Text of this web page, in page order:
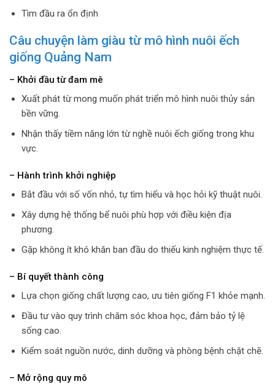
Tìm đầu ra ổn định
Câu chuyện làm giàu từ mô hình nuôi ếch
giống Quảng Nam
– Khởi đầu từ đam mê
Xuất phát từ mong muốn phát triển mô hình nuôi thủy sản
bền vững.
Nhận thấy tiềm năng lớn từ nghề nuôi ếch giống trong khu
vực.
– Hành trình khởi nghiệp
Bắt đầu với số vốn nhỏ, tự tìm hiểu và học hỏi kỹ thuật nuôi.
Xây dựng hệ thống bể nuôi phù hợp với điều kiện địa
phương.
Gặp không ít khó khăn ban đầu do thiếu kinh nghiệm thực tế.
– Bí quyết thành công
Lựa chọn giống chất lượng cao, ưu tiên giống F1 khỏe mạnh.
Đầu tư vào quy trình chăm sóc khoa học, đảm bảo tỷ lệ
sống cao.
Kiểm soát nguồn nước, dinh dưỡng và phòng bệnh chặt chẽ.
– Mở rộng quy mô